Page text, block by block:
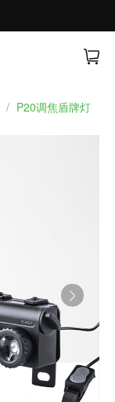
/ P20调焦盾牌灯